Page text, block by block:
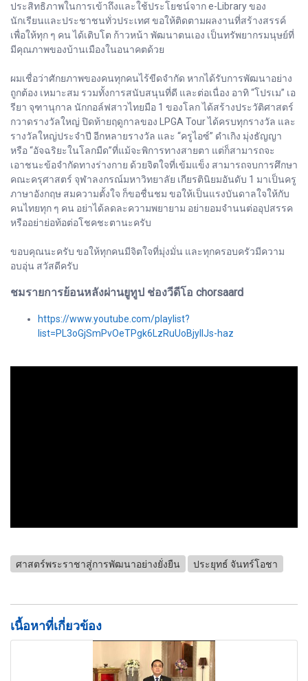
ประสิทธิภาพในการเข้าถึงและใช้ประโยชน์จาก e-Library ของ
นักเรียนและประชาชนทั่วประเทศ ขอให้ติดตามผลงานที่สร้างสรรค์
เพื่อให้ทุก ๆ คน ได้เติบโต ก้าวหน้า พัฒนาตนเอง เป็นทรัพยากรมนุษย์ที่
มีคุณภาพของบ้านเมืองในอนาคตด้วย
ผมเชื่อว่าศักยภาพของคนทุกคนไร้ขีดจำกัด หากได้รับการพัฒนาอย่าง
ถูกต้อง เหมาะสม รวมทั้งการสนับสนุนที่ดี และต่อเนื่อง อาทิ “โปรเม” เอ
รียา จุฑานุกาล นักกอล์ฟสาวไทยมือ 1 ของโลก ได้สร้างประวัติศาสตร์
กวาดรางวัลใหญ่ ปิดท้ายฤดูกาลของ LPGA Tour ได้ครบทุกรางวัล และ
รางวัลใหญ่ประจำปี อีกหลายรางวัล และ “ครูไอซ์” ดำเกิง มุ่งธัญญา
หรือ “อัจฉริยะในโลกมืด”ที่แม้จะพิการทางสายตา แต่ก็สามารถจะ
เอาชนะข้อจำกัดทางร่างกาย ด้วยจิตใจที่เข้มแข็ง สามารถจบการศึกษา
คณะครุศาสตร์ จุฬาลงกรณ์มหาวิทยาลัย เกียรตินิยมอันดับ 1 มาเป็นครู
ภาษาอังกฤษ สมความตั้งใจ ก็ขอชื่นชม ขอให้เป็นแรงบันดาลใจให้กับ
คนไทยทุก ๆ คน อย่าได้ลดละความพยายาม อย่ายอมจำนนต่ออุปสรรค
หรืออย่าย่อท้อต่อโชคชะตานะครับ
ขอบคุณนะครับ ขอให้ทุกคนมีจิตใจที่มุ่งมั่น และทุกครอบครัวมีความ
อบอุ่น สวัสดีครับ
ชมรายการย้อนหลังผ่านยูทูป ช่องวีดีโอ chorsaard
https://www.youtube.com/playlist?
list=PL3oGjSmPvOeTPgk6LzRuUoBjyIlJs-haz
ศาสตร์พระราชาสู่การพัฒนาอย่างยั่งยืน ประยุทธ์ จันทร์โอชา
เนื้อหาที่เกี่ยวข้อง